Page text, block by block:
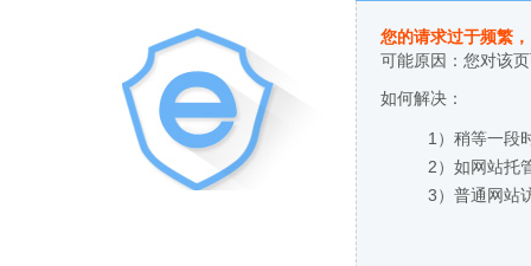
您的请求过于频繁
可能原因：您对该
如何解决：
1）稍等一段
2）如网站托
3）普通网站